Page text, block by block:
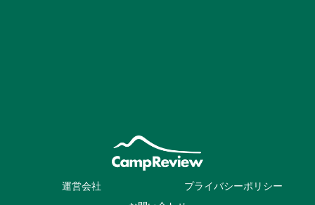
運営会社
プライバシーポリシー